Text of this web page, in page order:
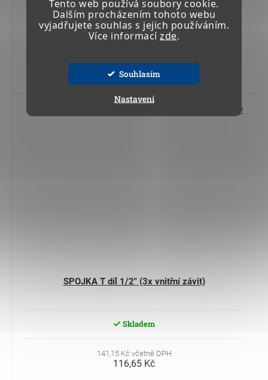
Tento web používá soubory cookie.
Dalším procházením tohoto webu
vyjadřujete souhlas s jejich používáním.
Více informací zde.
Souhlasím
Nastavení
64 641,68 Kč včetně DPH
53 422,88 Kč
Do košíku
SPOJKA T díl 1/2" (3x vnitřní závit)
Skladem
141,15 Kč včetně DPH
116,65 Kč
22 144 02